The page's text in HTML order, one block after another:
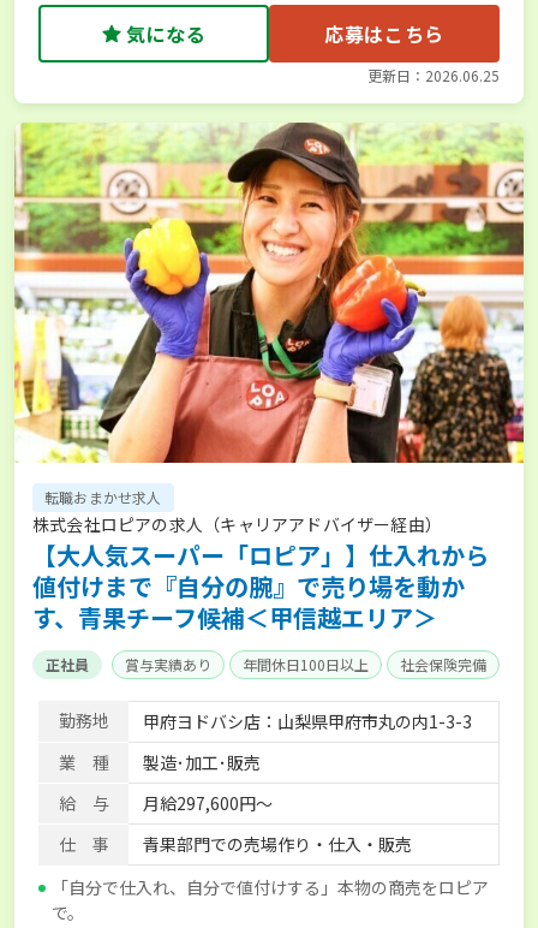
気になる 応募はこちら
更新日：2026.06.25
転職おまかせ求人
株式会社ロピアの求人（キャリアアドバイザー経由）
【大人気スーパー「ロピア」】仕入れから
値付けまで『自分の腕』で売り場を動か
す、青果チーフ候補＜甲信越エリア＞
正社員 賞与実績あり 年間休日100日以上 社会保険完備
勤務地
甲府ヨドバシ店：山梨県甲府市丸の内1-3-3
業 種
製造･加工･販売
給 与
月給297,600円～
仕 事
青果部門での売場作り・仕入・販売
「自分で仕入れ、自分で値付けする」本物の商売をロピア
で。